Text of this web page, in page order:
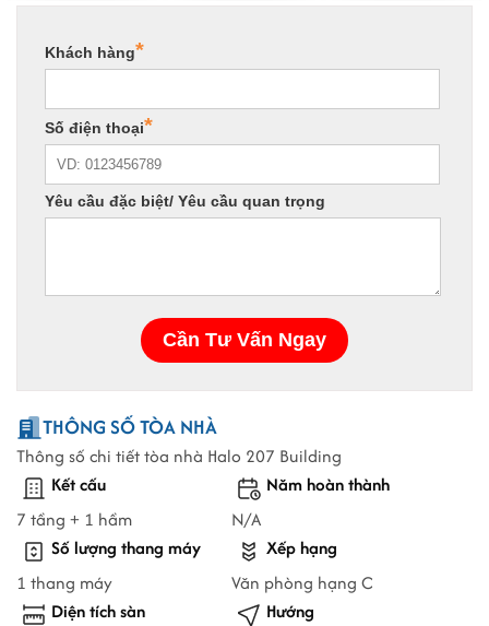
THÔNG SỐ TÒA NHÀ
Thông số chi tiết tòa nhà Halo 207 Building
Kết cấu
7 tầng + 1 hầm
Năm hoàn thành
N/A
Số lượng thang máy
1 thang máy
Xếp hạng
Văn phòng hạng C
Diện tích sàn
Hướng